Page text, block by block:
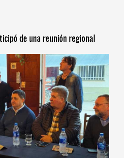
de una reunión regional